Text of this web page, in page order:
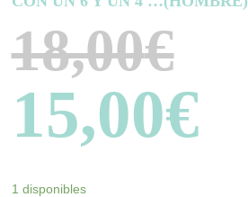
18,00€
15,00€
1 disponibles